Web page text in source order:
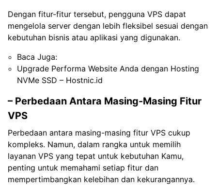
Dengan fitur-fitur tersebut, pengguna VPS dapat
mengelola server dengan lebih fleksibel sesuai dengan
kebutuhan bisnis atau aplikasi yang digunakan.
Baca Juga:
Upgrade Performa Website Anda dengan Hosting
NVMe SSD – Hostnic.id
– Perbedaan Antara Masing-Masing Fitur
VPS
Perbedaan antara masing-masing fitur VPS cukup
kompleks. Namun, dalam rangka untuk memilih
layanan VPS yang tepat untuk kebutuhan Kamu,
penting untuk memahami setiap fitur dan
mempertimbangkan kelebihan dan kekurangannya.